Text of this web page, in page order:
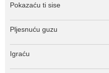
Pokazaću ti sise
Pljesnuću guzu
Igraću